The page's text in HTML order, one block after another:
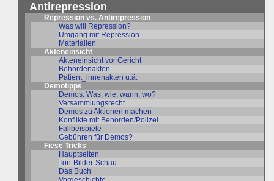
Antirepression
Repression vs. Antirepression
Was will Repression?
Umgang mit Repression
Materialien
Akteneinsicht
Akteneinsicht vor Gericht
Behördenakten
Patient_innenakten u.ä.
Demotipps
Demos: Was, wie, wann, wo?
Versammlungsrecht
Demos zu Aktionen machen
Konflikte mit Behörden/Polizei
Fallbeispiele
Gebühren für Demos?
Fiese Tricks
Hauptseiten
Ton-Bilder-Schau
Das Buch